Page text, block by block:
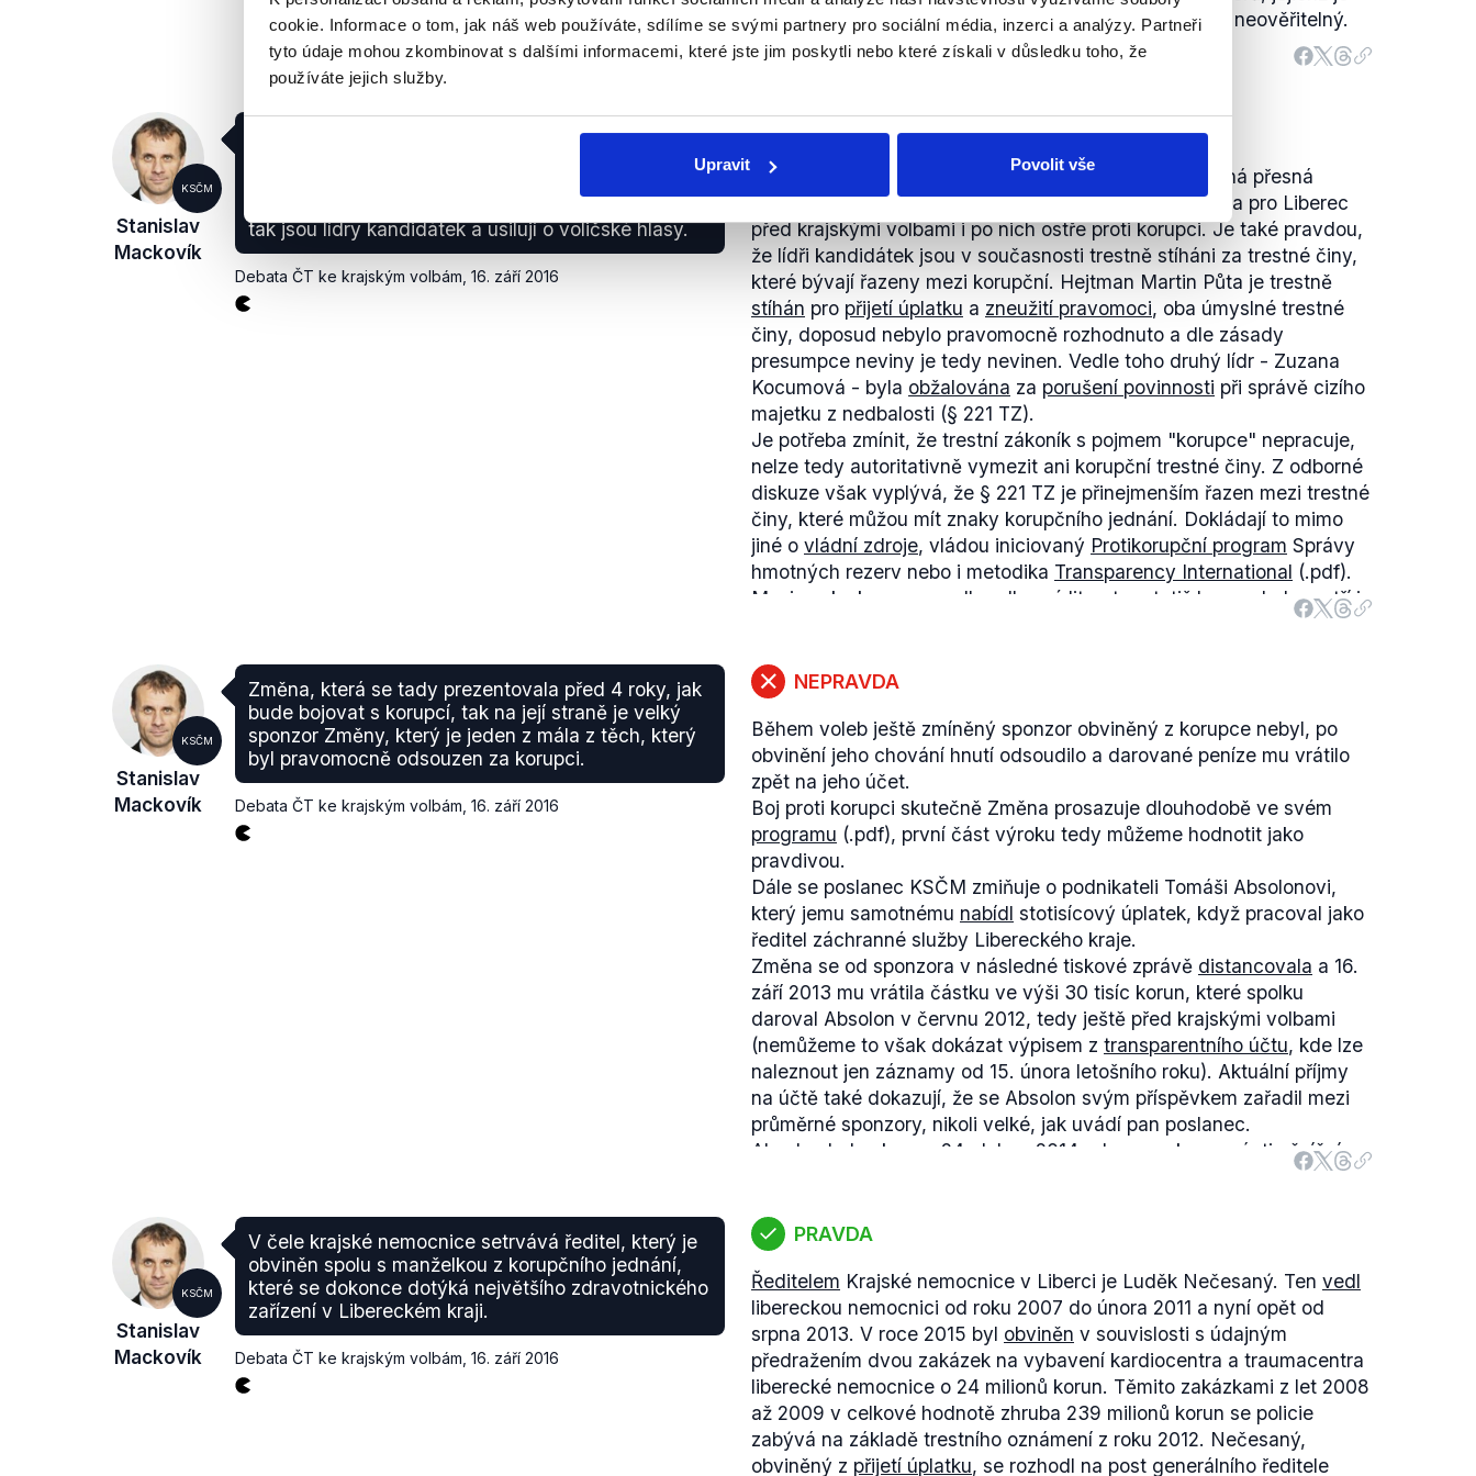
cookie. Informace o tom, jak náš web používáte, sdílíme se svými partnery pro sociální média, inzerci a analýzy. Partneři
tyto údaje mohou zkombinovat s dalšími informacemi, které jste jim poskytli nebo které získali v důsledku toho, že
používáte jejich služby.
Upravit Povolit vše
Přesto svá prohlášení podle dostupných informací skutečně nikdy
nepodpořil žádným důkazem.
Stanislav Mackovík členem, výrok tak hodnotíme jako neověřitelný.
KSČM
Stanislav
Mackovík
Dokonce Změna a Starostové, když vznikala
tak jsou lídry kandidátek a usilují o voličské hlasy.
Debata ČT ke krajským volbám 16. září 2016
ZAVÁDĚJÍCÍ
Výrok hodnotíme jako zavádějící. Ačkoliv není dostupná přesná
citace zmiňovaného stanoviska, vymezovala se Změna pro Liberec
před krajskými volbami i po nich ostře proti korupci. Je také pravdou,
že lídři kandidátek jsou v současnosti trestně stíháni za trestné činy,
které bývají řazeny mezi korupční. Hejtman Martin Půta je trestně
stíhán pro přijetí úplatku a zneužití pravomoci, oba úmyslné trestné
činy, doposud nebylo pravomocně rozhodnuto a dle zásady
presumpce neviny je tedy nevinen. Vedle toho druhý lídr - Zuzana
Kocumová - byla obžalována za porušení povinnosti při správě cizího
majetku z nedbalosti (§ 221 TZ).
Je potřeba zmínit, že trestní zákoník s pojmem "korupce" nepracuje,
nelze tedy autoritativně vymezit ani korupční trestné činy. Z odborné
diskuze však vyplývá, že § 221 TZ je přinejmenším řazen mezi trestné
činy, které můžou mít znaky korupčního jednání. Dokládají to mimo
jiné o vládní zdroje, vládou iniciovaný Protikorupční program Správy
hmotných rezerv nebo i metodika Transparency International (.pdf).
Mezi znaky korupce podle
odborné literatury
totiž bezpochyby patří i
doložit, zda šlo o korupci či nikoli. Trestný čin, za který je Zuzana
Kocumová obžalována, by tedy mohl, ale nemusí být považován za
korupční. Zavádějící je tedy tvrzení, že se lídrů kandidátek dotkla
korupce, neboť v případě Martina Půty jde sice o jasně korupční
trestné činy, v případě Zuzany Kocumové však Mackovík zavádí k
dojmu, že je stíhána pro korupční jednání, což nutně nemusí být
pravda - možná korupční pohnutka nebude ani předmětem
dokazování.
Dodejme, že v pokračování svého vystoupení pak Mackovík dodává,
že neměl na mysli primárně Kocumovou, nicméně pak chybně zvolil
slova "lídry kandidátek."
Koalice Změny pro Liberecký kraj a Starostů pro Liberecký kraj
vznikla v Libereckém kraji po volbách v roce 2012 a jedním z jejích
velkých témat byla právě korupce, respektive boj proti ní. Starostové
sice v programu nemají o korupci ve svémprogramunic, mluví v něm
však o transparentnosti, účelnosti a nutnosti investic, průhledném
zadávání veřejných zakázek. Změna naopak ve svých informacích
(.pdf, str. 3) pro občany před krajskými volbami zmiňuje korupci a boj
proti ní jako svůj hlavní cíl.
(.pdf, str. 2, článek II) uzavřená mezi těmito dvěma
prvním místě koaličních cílů. Podle této smlouvy měla vzniknout (a v
roce 2013 vznikla) celá protikorupční strategie a
rady Libereckého kraje. Tehdejší lídr hnutí Změna pro Liberecký kraj
Jan Korytářodmítlmísto v radě kraje, aby se mohl věnovat této
komisi. Ta však byla hned následující rokzrušena
Zavádějící je tedy výrok kvůli části, kde Mackovík naznačuje spojení
Kocumové s korupcí.
KSČM
Stanislav
Mackovík
Změna, která se tady prezentovala před 4 roky, jak
bude bojovat s korupcí, tak na její straně je velký
sponzor Změny, který je jeden z mála z těch, který
byl pravomocně odsouzen za korupci.
Debata ČT ke krajským volbám 16. září 2016
NEPRAVDA
Během voleb ještě zmíněný sponzor obviněný z korupce nebyl, po
obvinění jeho chování hnutí odsoudilo a darované peníze mu vrátilo
zpět na jeho účet.
Boj proti korupci skutečně Změna prosazuje dlouhodobě ve svém
programu (.pdf), první část výroku tedy můžeme hodnotit jako
pravdivou.
Dále se poslanec KSČM zmiňuje o podnikateli Tomáši Absolonovi,
který jemu samotnému nabídl stotisícový úplatek, když pracoval jako
ředitel záchranné služby Libereckého kraje.
Změna se od sponzora v následné tiskové zprávě distancovala a 16.
září 2013 mu vrátila částku ve výši 30 tisíc korun, které spolku
daroval Absolon v červnu 2012, tedy ještě před krajskými volbami
(nemůžeme to však dokázat výpisem z transparentního účtu, kde lze
naleznout jen záznamy od 15. února letošního roku). Aktuální příjmy
na účtě také dokazují, že se Absolon svým příspěvkem zařadil mezi
průměrné sponzory, nikoli velké, jak uvádí pan poslanec.
Absolon byl nakonec 24. dubna 2014
odsouzen
k osmnáctiměsíčnímu
podmíněnému trestu a k peněžní pokutě. Podle státního zástupce prý
Změna pro Liberecký kraj nemohla před volbami tušit, že bude jeden
z jejích sponzorů odsouzen za korupci, a vrácením sponzorského daru
s mnohaměsíčním předstihem před odsouzením dala jasně najevo
svůj postoj ke korupčnímu jednání.
KSČM
Stanislav
Mackovík
V čele krajské nemocnice setrvává ředitel, který je
obviněn spolu s manželkou z korupčního jednání,
které se dokonce dotýká největšího zdravotnického
zařízení v Libereckém kraji.
Debata ČT ke krajským volbám 16. září 2016
PRAVDA
Ředitelem Krajské nemocnice v Liberci je Luděk Nečesaný. Ten vedl
libereckou nemocnici od roku 2007 do února 2011 a nyní opět od
srpna 2013. V roce 2015 byl obviněn v souvislosti s údajným
předražením dvou zakázek na vybavení kardiocentra a traumacentra
liberecké nemocnice o 24 milionů korun. Těmito zakázkami z let 2008
až 2009 v celkové hodnotě zhruba 239 milionů korun se policie
zabývá na základě trestního oznámení z roku 2012. Nečesaný,
obviněný z přijetí úplatku, se rozhodl na post generálního ředitele